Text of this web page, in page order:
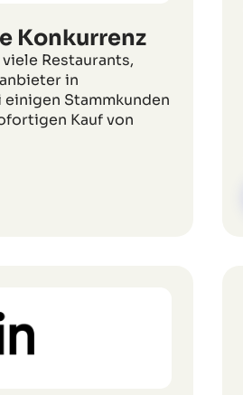
Konkurrenz
Restaurants,
in
Stammkunden
Kauf von